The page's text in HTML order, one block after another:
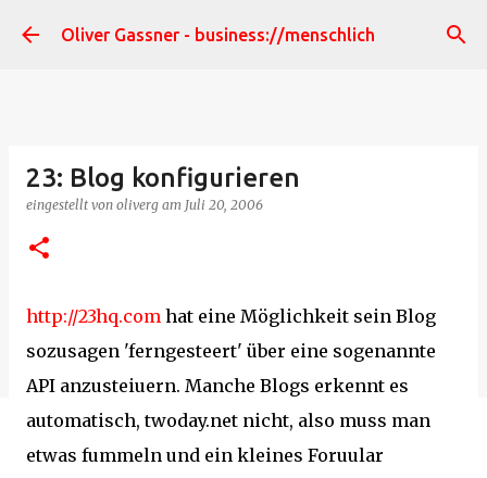
Direkt zum Hauptbereich
Oliver Gassner - business://menschlich
23: Blog konfigurieren
eingestellt von oliverg am Juli 20, 2006
http://23hq.com hat eine Möglichkeit sein Blog
sozusagen 'ferngesteert' über eine sogenannte
API anzusteiuern. Manche Blogs erkennt es
automatisch, twoday.net nicht, also muss man
etwas fummeln und ein kleines Foruular